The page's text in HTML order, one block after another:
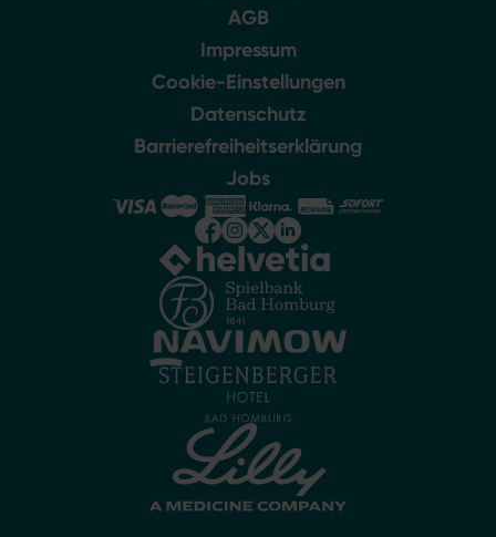
AGB
Impressum
Cookie-Einstellungen
Datenschutz
Barrierefreiheitserklärung
Jobs